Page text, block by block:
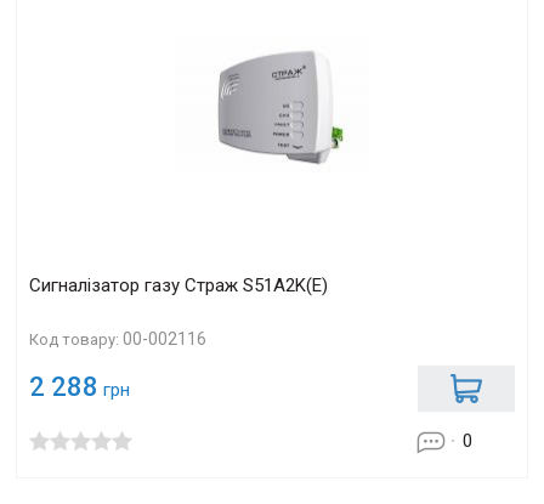
Сигналізатор газу Страж S51A2K(E)
Код товару:00-002116
2 288 грн
0